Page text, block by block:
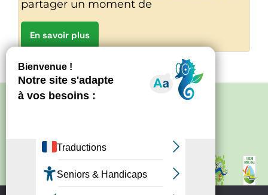
partager un moment de
En savoir plus
Site créé par
Politique de confidentialité
Mentions
touristique de Nontron